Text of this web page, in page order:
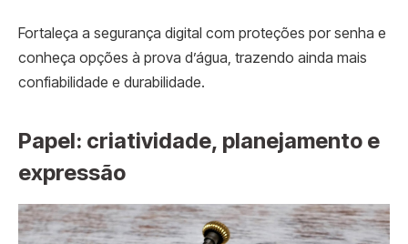
Fortaleça a segurança digital com proteções por senha e
conheça opções à prova d’água, trazendo ainda mais
confiabilidade e durabilidade.
Papel: criatividade, planejamento e
expressão